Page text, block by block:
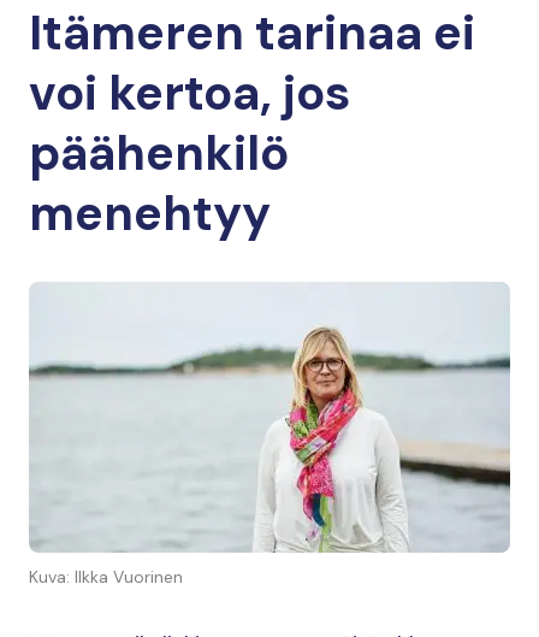
Itämeren tarinaa ei
voi kertoa, jos
päähenkilö
menehtyy
Kuva: Ilkka Vuorinen